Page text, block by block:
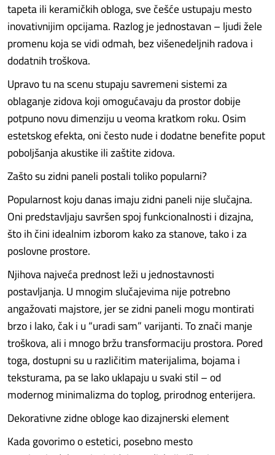
tapeta ili keramičkih obloga, sve češće ustupaju mesto
inovativnijim opcijama. Razlog je jednostavan – ljudi žele
promenu koja se vidi odmah, bez višenedeljnih radova i
dodatnih troškova.
Upravo tu na scenu stupaju savremeni sistemi za
oblaganje zidova koji omogućavaju da prostor dobije
potpuno novu dimenziju u veoma kratkom roku. Osim
estetskog efekta, oni često nude i dodatne benefite poput
poboljšanja akustike ili zaštite zidova.
Zašto su zidni paneli postali toliko popularni?
Popularnost koju danas imaju zidni paneli nije slučajna.
Oni predstavljaju savršen spoj funkcionalnosti i dizajna,
što ih čini idealnim izborom kako za stanove, tako i za
poslovne prostore.
Njihova najveća prednost leži u jednostavnosti
postavljanja. U mnogim slučajevima nije potrebno
angažovati majstore, jer se zidni paneli mogu montirati
brzo i lako, čak i u “uradi sam” varijanti. To znači manje
troškova, ali i mnogo bržu transformaciju prostora. Pored
toga, dostupni su u različitim materijalima, bojama i
teksturama, pa se lako uklapaju u svaki stil – od
modernog minimalizma do toplog, prirodnog enterijera.
Dekorativne zidne obloge kao dizajnerski element
Kada govorimo o estetici, posebno mesto